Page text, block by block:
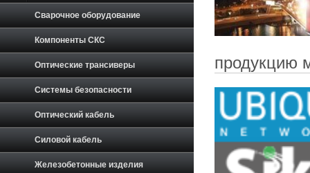
продукцию
Сварочное оборудование
Компоненты СКС
Оптические трансиверы
Системы безопасности
Оптический кабель
Силовой кабель
Железобетонные изделия